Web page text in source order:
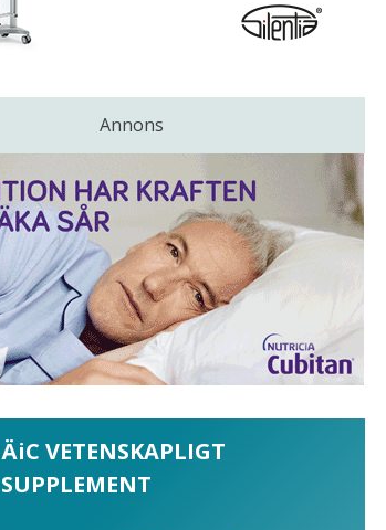
Annons
ÄiC VETENSKAPLIGT
SUPPLEMENT